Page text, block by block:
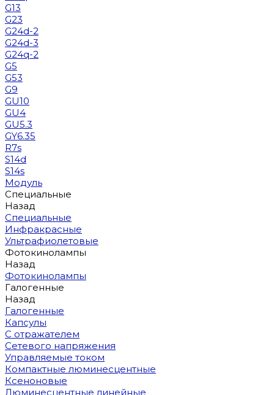
G13
G23
G24d-2
G24d-3
G24q-2
G5
G53
G9
GU10
GU4
GU5.3
GY6.35
R7s
S14d
S14s
Модуль
Специальные
Назад
Специальные
Инфракрасные
Ультрафиолетовые
Фотокинолампы
Назад
Фотокинолампы
Галогенные
Назад
Галогенные
Капсулы
С отражателем
Сетевого напряжения
Управляемые током
Компактные люминесцентные
Ксеноновые
Люминесцентные линейные